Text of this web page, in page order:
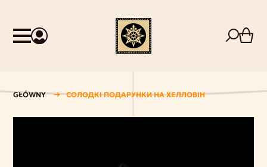
GŁÓWNY СОЛОДКІ ПОДАРУНКИ НА ХЕЛЛОВІН